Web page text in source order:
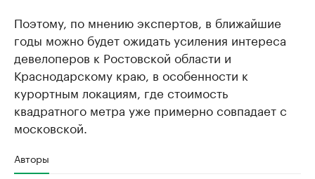
Поэтому, по мнению экспертов, в ближайшие
годы можно будет ожидать усиления интереса
девелоперов к Ростовской области и
Краснодарскому краю, в особенности к
курортным локациям, где стоимость
квадратного метра уже примерно совпадает с
московской.
Авторы